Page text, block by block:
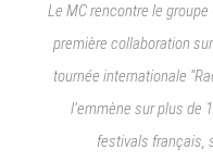
Le MC rencontre le
première collaboration
tournée internationale
l’emmène sur plus de
festivals français,